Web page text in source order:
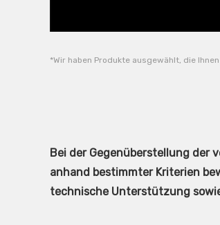
*Wir haben Produkte ausgewählt, die
Bei der Gegenüberstellung der
anhand bestimmter Kriterien
technische Unterstützung